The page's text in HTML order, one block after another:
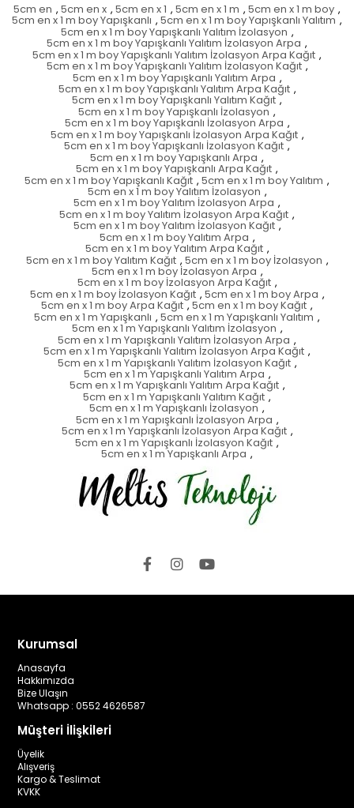
5cm en , 5cm en x , 5cm en x 1 , 5cm en x 1 m , 5cm en x 1 m boy ,
5cm en x 1 m boy Yapışkanlı , 5cm en x 1 m boy Yapışkanlı Yalıtım ,
5cm en x 1 m boy Yapışkanlı Yalıtım İzolasyon ,
5cm en x 1 m boy Yapışkanlı Yalıtım İzolasyon Arpa ,
5cm en x 1 m boy Yapışkanlı Yalıtım İzolasyon Arpa Kağıt ,
5cm en x 1 m boy Yapışkanlı Yalıtım İzolasyon Kağıt ,
5cm en x 1 m boy Yapışkanlı Yalıtım Arpa ,
5cm en x 1 m boy Yapışkanlı Yalıtım Arpa Kağıt ,
5cm en x 1 m boy Yapışkanlı Yalıtım Kağıt ,
5cm en x 1 m boy Yapışkanlı İzolasyon ,
5cm en x 1 m boy Yapışkanlı İzolasyon Arpa ,
5cm en x 1 m boy Yapışkanlı İzolasyon Arpa Kağıt ,
5cm en x 1 m boy Yapışkanlı İzolasyon Kağıt ,
5cm en x 1 m boy Yapışkanlı Arpa ,
5cm en x 1 m boy Yapışkanlı Arpa Kağıt ,
5cm en x 1 m boy Yapışkanlı Kağıt , 5cm en x 1 m boy Yalıtım ,
5cm en x 1 m boy Yalıtım İzolasyon ,
5cm en x 1 m boy Yalıtım İzolasyon Arpa ,
5cm en x 1 m boy Yalıtım İzolasyon Arpa Kağıt ,
5cm en x 1 m boy Yalıtım İzolasyon Kağıt ,
5cm en x 1 m boy Yalıtım Arpa ,
5cm en x 1 m boy Yalıtım Arpa Kağıt ,
5cm en x 1 m boy Yalıtım Kağıt , 5cm en x 1 m boy İzolasyon ,
5cm en x 1 m boy İzolasyon Arpa ,
5cm en x 1 m boy İzolasyon Arpa Kağıt ,
5cm en x 1 m boy İzolasyon Kağıt , 5cm en x 1 m boy Arpa ,
5cm en x 1 m boy Arpa Kağıt , 5cm en x 1 m boy Kağıt ,
5cm en x 1 m Yapışkanlı , 5cm en x 1 m Yapışkanlı Yalıtım ,
5cm en x 1 m Yapışkanlı Yalıtım İzolasyon ,
5cm en x 1 m Yapışkanlı Yalıtım İzolasyon Arpa ,
5cm en x 1 m Yapışkanlı Yalıtım İzolasyon Arpa Kağıt ,
5cm en x 1 m Yapışkanlı Yalıtım İzolasyon Kağıt ,
5cm en x 1 m Yapışkanlı Yalıtım Arpa ,
5cm en x 1 m Yapışkanlı Yalıtım Arpa Kağıt ,
5cm en x 1 m Yapışkanlı Yalıtım Kağıt ,
5cm en x 1 m Yapışkanlı İzolasyon ,
5cm en x 1 m Yapışkanlı İzolasyon Arpa ,
5cm en x 1 m Yapışkanlı İzolasyon Arpa Kağıt ,
5cm en x 1 m Yapışkanlı İzolasyon Kağıt ,
5cm en x 1 m Yapışkanlı Arpa ,
Kurumsal
Anasayfa
Hakkımızda
Bize Ulaşın
Whatsapp : 0552 4626587
Müşteri İlişkileri
Üyelik
Alışveriş
Kargo & Teslimat
KVKK